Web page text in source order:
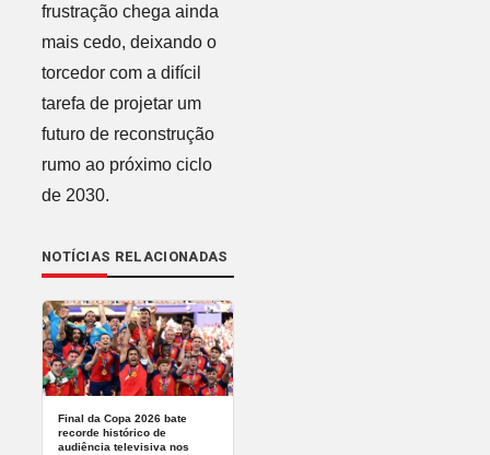
frustração chega ainda
mais cedo, deixando o
torcedor com a difícil
tarefa de projetar um
futuro de reconstrução
rumo ao próximo ciclo
de 2030.
NOTÍCIAS RELACIONADAS
Final da Copa 2026 bate
recorde histórico de
audiência televisiva nos